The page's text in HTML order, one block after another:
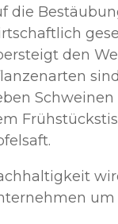
die
den
um